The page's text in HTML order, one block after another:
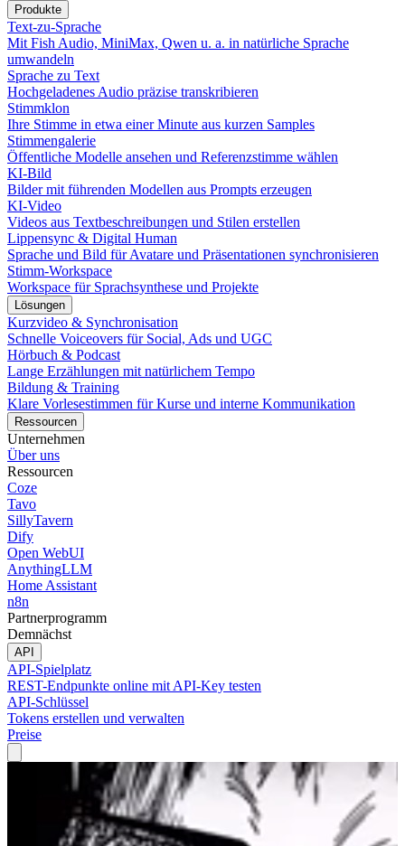
Produkte
Text-zu-Sprache
Mit Fish Audio, MiniMax, Qwen u. a. in natürliche Sprache
umwandeln
Sprache zu Text
Hochgeladenes Audio präzise transkribieren
Stimmklon
Ihre Stimme in etwa einer Minute aus kurzen Samples
Stimmengalerie
Öffentliche Modelle ansehen und Referenzstimme wählen
KI-Bild
Bilder mit führenden Modellen aus Prompts erzeugen
KI-Video
Videos aus Textbeschreibungen und Stilen erstellen
Lippensync & Digital Human
Sprache und Bild für Avatare und Präsentationen synchronisieren
Stimm-Workspace
Workspace für Sprachsynthese und Projekte
Lösungen
Kurzvideo & Synchronisation
Schnelle Voiceovers für Social, Ads und UGC
Hörbuch & Podcast
Lange Erzählungen mit natürlichem Tempo
Bildung & Training
Klare Vorlesestimmen für Kurse und interne Kommunikation
Ressourcen
Unternehmen
Über uns
Ressourcen
Coze
Tavo
SillyTavern
Dify
Open WebUI
AnythingLLM
Home Assistant
n8n
Partnerprogramm
Demnächst
API
API-Spielplatz
REST-Endpunkte online mit API-Key testen
API-Schlüssel
Tokens erstellen und verwalten
Preise